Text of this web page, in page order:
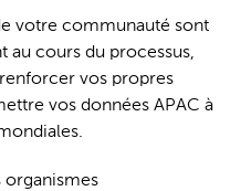
votre communauté sont
au cours du processus,
vos propres
vos données APAC à
organismes